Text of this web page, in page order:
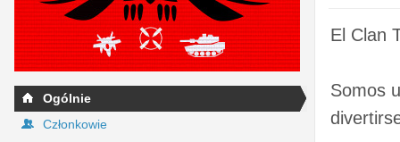
Ogólnie
Członkowie
El Clan
Somos